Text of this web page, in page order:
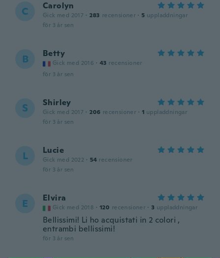
C Carolyn
Gick med 2017 · 283 recensioner · 5 uppladdningar
för 3 år sen
B Betty
Gick med 2016 · 43 recensioner
för 3 år sen
S Shirley
Gick med 2017 · 206 recensioner · 1 uppladdningar
för 3 år sen
L Lucie
Gick med 2022 · 54 recensioner
för 3 år sen
E Elvira
Gick med 2018 · 120 recensioner · 3 uppladdningar
Bellissimi! Li ho acquistati in 2 colori ,
entrambi bellissimi!
för 3 år sen